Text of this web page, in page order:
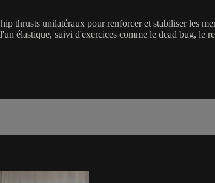
thrusts unilatéraux pour renforcer et stabiliser les
élastique, suivi d'exercices comme le dead bug, le